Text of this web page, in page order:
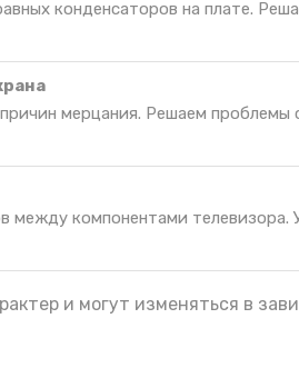
конденсаторов на плате.
мерцания. Решаем
между компонентами телевизора.
и могут изменяться в